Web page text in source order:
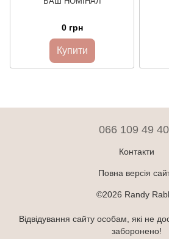
0 грн
Купити
066 109 49 40
Контакти
Повна версія
©2026 Randy
Відвідування сайту особам, які не
заборонено!